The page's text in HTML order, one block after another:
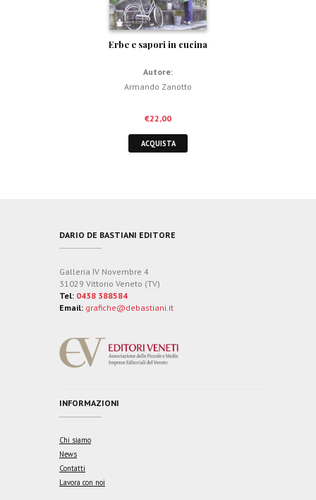
Erbe e sapori in cucina
Autore:
Armando Zanotto
€22,00
ACQUISTA
DARIO DE BASTIANI EDITORE
Galleria IV Novembre 4
31029 Vittorio Veneto (TV)
Tel: 0438 388584
Email: grafiche@debastiani.it
INFORMAZIONI
Chi siamo
News
Contatti
Lavora con noi